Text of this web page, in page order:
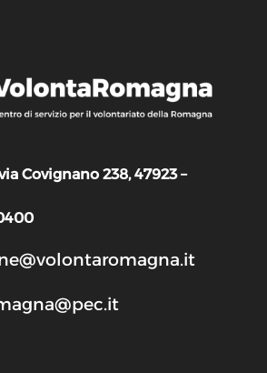
Covignano 238, 47923 –